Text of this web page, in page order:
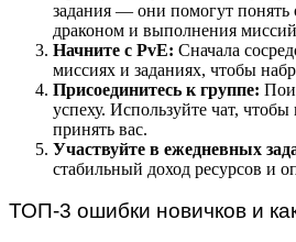
задания — они помогут понять
драконом и выполнения
Начните с PvE: Сначала
миссиях и заданиях, чтобы
Присоединитесь к группе:
успеху. Используйте чат,
принять вас.
Участвуйте в ежедневных
стабильный доход ресурсов и
ТОП-3 ошибки новичков и